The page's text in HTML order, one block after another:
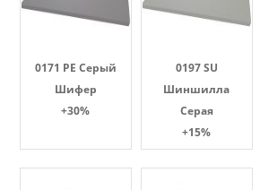
0171 PE Серый
Шифер
+30%
0197 SU
Шиншилла
Серая
+15%